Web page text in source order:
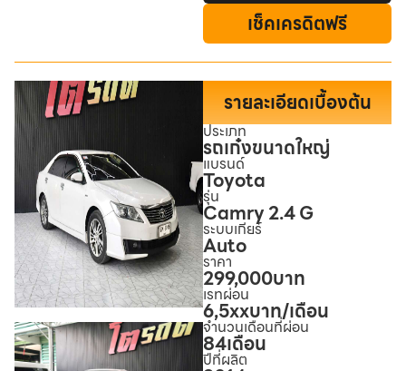
เช็คเครดิตฟรี
รายละเอียดเบื้องต้น
ประเภท
รถเก๋งขนาดใหญ่
แบรนด์
Toyota
รุ่น
Camry 2.4 G
ระบบเกียร์
Auto
ราคา
299,000บาท
เรทผ่อน
6,5xxบาท/เดือน
จำนวนเดือนที่ผ่อน
84เดือน
ปีที่ผลิต